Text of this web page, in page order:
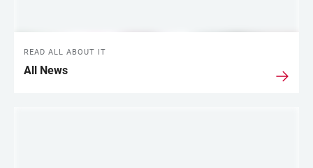
READ ALL ABOUT IT
All News